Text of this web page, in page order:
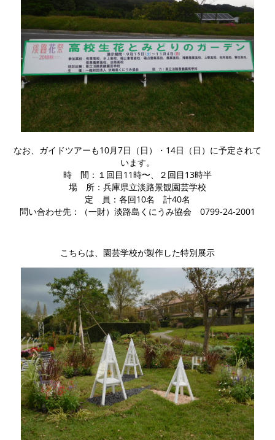
なお、ガイドツアーも10月7日（日）・14日（日）に予定されて
います。
時 間：１回目11時〜、２回目13時半
場 所：兵庫県立淡路景観園芸学校
定 員：各回10名 計40名
問い合わせ先：（一財）淡路島くにうみ協会 0799-24-2001
こちらは、園芸学校が製作した特別展示